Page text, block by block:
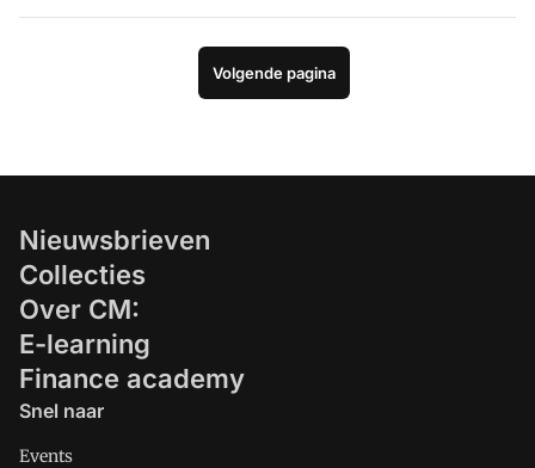
Overbodige luxe. CFO Joost Ale van Scope4mation
scherper beleggen. Dan ontstaat er focus op
strategie én sturing."
Volgende pagina
Nieuwsbrieven
Collecties
Over CM:
E-learning
Finance academy
Snel naar
Events